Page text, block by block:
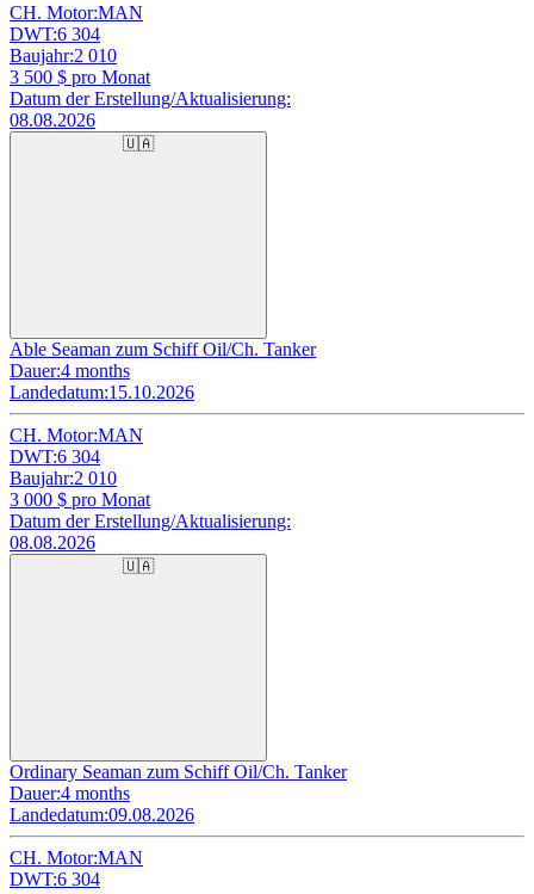
CH. Motor:MAN
DWT:6 304
Baujahr:2 010
3 500 $ pro Monat
Datum der Erstellung/Aktualisierung:
08.08.2026
🇺🇦
Able Seaman zum Schiff Oil/Ch. Tanker
Dauer:4 months
Landedatum:15.10.2026
CH. Motor:MAN
DWT:6 304
Baujahr:2 010
3 000 $ pro Monat
Datum der Erstellung/Aktualisierung:
08.08.2026
🇺🇦
Ordinary Seaman zum Schiff Oil/Ch. Tanker
Dauer:4 months
Landedatum:09.08.2026
CH. Motor:MAN
DWT:6 304